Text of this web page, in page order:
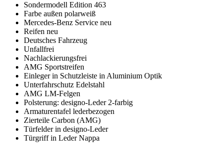
Sondermodell Edition 463
Farbe außen polarweiß
Mercedes-Benz Service neu
Reifen neu
Deutsches Fahrzeug
Unfallfrei
Nachlackierungsfrei
AMG Sportstreifen
Einleger in Schutzleiste in Aluminium Optik
Unterfahrschutz Edelstahl
AMG LM-Felgen
Polsterung: designo-Leder 2-farbig
Armaturentafel lederbezogen
Zierteile Carbon (AMG)
Türfelder in designo-Leder
Türgriff in Leder Nappa